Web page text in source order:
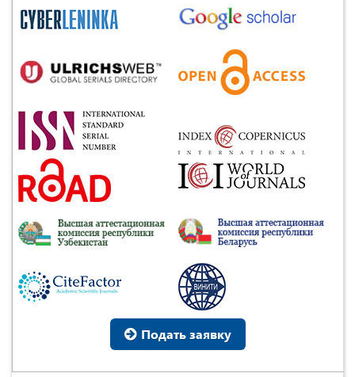
Подать заявку